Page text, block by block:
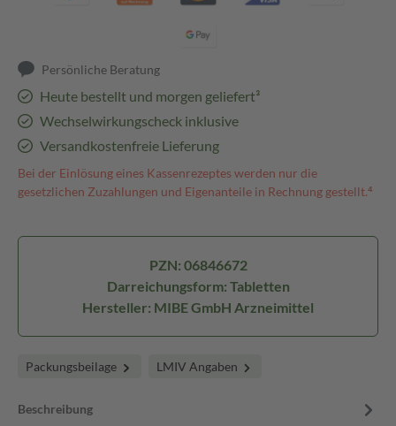
Persönliche Beratung
Heute bestellt und morgen geliefert³
Wechselwirkungscheck inklusive
Versandkostenfreie Lieferung
Bei der Einlösung eines Kassenrezeptes werden nur die
gesetzlichen Zuzahlungen und Eigenanteile in Rechnung gestellt.⁴
PZN: 06846672
Darreichungsform: Tabletten
Hersteller: MIBE GmbH Arzneimittel
Packungsbeilage LMIV Angaben
Beschreibung